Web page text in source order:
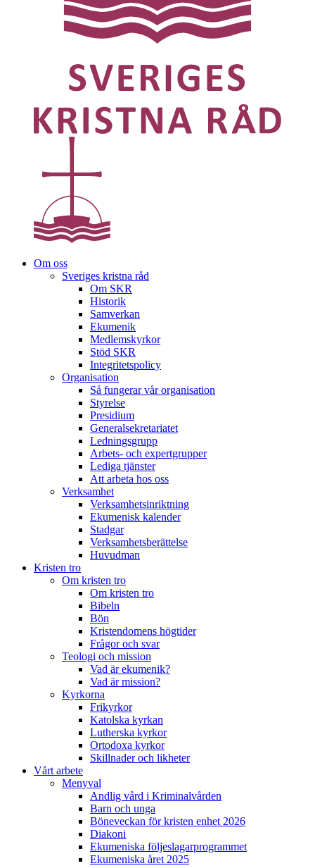
Om oss
Sveriges kristna råd
Om SKR
Historik
Samverkan
Ekumenik
Medlemskyrkor
Stöd SKR
Integritetspolicy
Organisation
Så fungerar vår organisation
Styrelse
Presidium
Generalsekretariatet
Ledningsgrupp
Arbets- och expertgrupper
Lediga tjänster
Att arbeta hos oss
Verksamhet
Verksamhetsinriktning
Ekumenisk kalender
Stadgar
Verksamhetsberättelse
Huvudman
Kristen tro
Om kristen tro
Om kristen tro
Bibeln
Bön
Kristendomens högtider
Frågor och svar
Teologi och mission
Vad är ekumenik?
Vad är mission?
Kyrkorna
Frikyrkor
Katolska kyrkan
Lutherska kyrkor
Ortodoxa kyrkor
Skillnader och likheter
Vårt arbete
Menyval
Andlig vård i Kriminalvården
Barn och unga
Böneveckan för kristen enhet 2026
Diakoni
Ekumeniska följeslagarprogrammet
Ekumeniska året 2025